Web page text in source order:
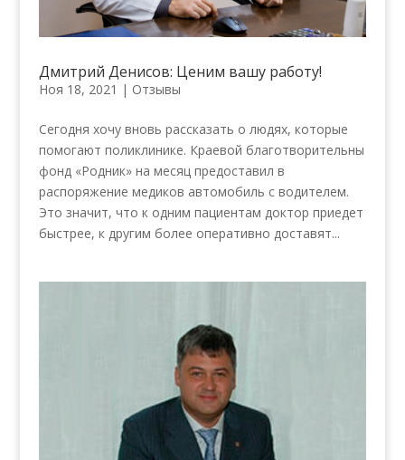
Дмитрий Денисов: Ценим вашу работу!
Ноя 18, 2021 | Отзывы
Сегодня хочу вновь рассказать о людях, которые
помогают поликлинике. Краевой благотворительны
фонд «Родник» на месяц предоставил в
распоряжение медиков автомобиль с водителем.
Это значит, что к одним пациентам доктор приедет
быстрее, к другим более оперативно доставят...